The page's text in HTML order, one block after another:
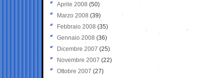
Aprile 2008 (50)
Marzo 2008 (39)
Febbraio 2008 (35)
Gennaio 2008 (36)
Dicembre 2007 (25)
Novembre 2007 (22)
Ottobre 2007 (27)